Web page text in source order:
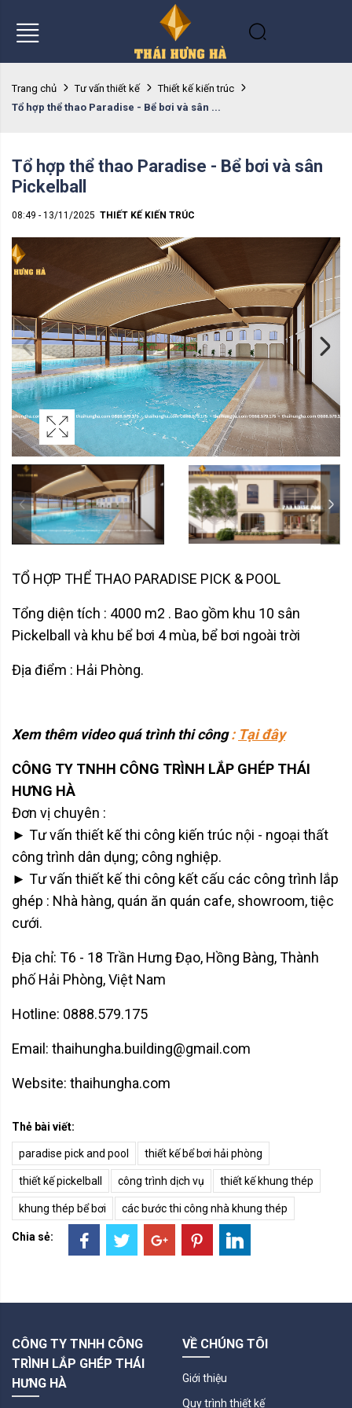
Trang chủ Tư vấn thiết kế
Thiết kế kiến trúc
Tổ hợp thể thao Paradise - Bể bơi và sân ...
Tổ hợp thể thao Paradise - Bể bơi và sân
Pickelball
08:49 - 13/11/2025 THIẾT KẾ KIẾN TRÚC
TỔ HỢP THỂ THAO PARADISE PICK & POOL
Tổng diện tích : 4000 m2 . Bao gồm khu 10 sân
Pickelball và khu bể bơi 4 mùa, bể bơi ngoài trời
Địa điểm : Hải Phòng.
Xem thêm video quá trình thi công: Tại đây
CÔNG TY TNHH CÔNG TRÌNH LẮP GHÉP THÁI
HƯNG HÀ
Đơn vị chuyên :
► Tư vấn thiết kế thi công kiến trúc nội - ngoại thất
công trình dân dụng; công nghiệp.
► Tư vấn thiết kế thi công kết cấu các công trình lắp
ghép : Nhà hàng, quán ăn quán cafe, showroom, tiệc
cưới.
Địa chỉ: T6 - 18 Trần Hưng Đạo, Hồng Bàng, Thành
phố Hải Phòng, Việt Nam
Hotline: 0888.579.175
Email: thaihungha.building@gmail.com
Website: thaihungha.com
Thẻ bài viết:
paradise pick and pool thiết kế bể bơi hải phòng
thiết kế pickelball công trình dịch vụ thiết kế khung thép
khung thép bể bơi các bước thi công nhà khung thép
Chia sẻ:
CÔNG TY TNHH CÔNG
TRÌNH LẮP GHÉP THÁI
HƯNG HÀ
VỀ CHÚNG TÔI
Giới thiệu
Quy trình thiết kế